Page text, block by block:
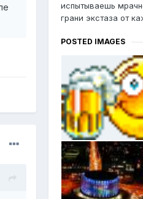
испытываешь
грани экстаза от
POSTED IMAGES